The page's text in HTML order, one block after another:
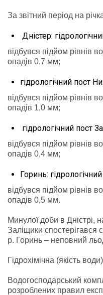
За звітний період на
Дністер:
відбувся підйом рівнів
опадів 0,7 мм;
гідрологічний пост
відбувся підйом рівнів
опадів 1,0 мм;
гідрологічний пост
відбувся підйом рівнів
опадів 0,4 мм;
Горинь:
відбувся підйом рівнів
опадів 0,5 мм.
Минулої доби в Дністрі,
Заліщики спостерігався
р. Горинь – неповний
Гідрохімічна (якість
Водогосподарський
розроблених правил